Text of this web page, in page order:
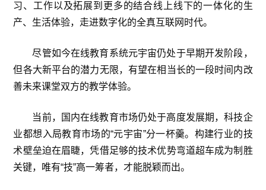
习、工作以及拓展到更多的结合线上线下的一体化的生
产、生活体验，走进数字化的全真互联网时代。
尽管如今在线教育系统元宇宙仍处于早期开发阶段，
但各大新平台的潜力无限，有望在相当长的一段时间内改
善未来课堂双方的教学体验。
当前，国内在线教育市场仍处于高度发展期，科技企
业都想入局教育市场的“元宇宙”分一杯羹。构建行业的技
术壁垒迫在眉睫，凭借足够的技术优势弯道超车成为制胜
关键，唯有“技”高一筹者，才能脱颖而出。